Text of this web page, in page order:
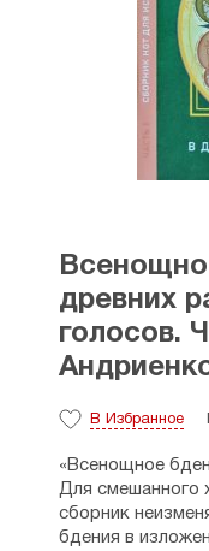
древних
голосов.
В Избранное
«Всенощное
Для смешанного
сборник
бдения в